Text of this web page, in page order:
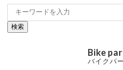
検索
Bike
バイクパ